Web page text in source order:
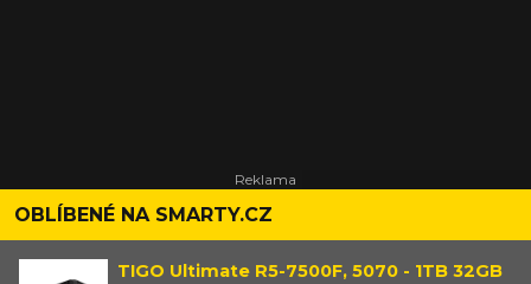
OBLÍBENÉ NA SMARTY.CZ
TIGO Ultimate R5-7500F, 5070 - 1TB 32GB